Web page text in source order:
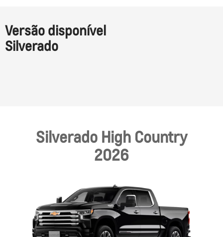
Versão disponível
Silverado
Silverado High Country
2026